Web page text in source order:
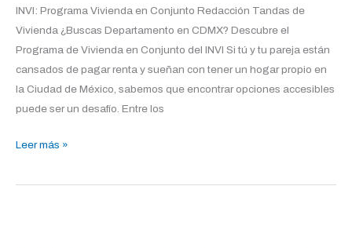
INVI: Programa Vivienda en Conjunto Redacción Tandas de
Vivienda ¿Buscas Departamento en CDMX? Descubre el
Programa de Vivienda en Conjunto del INVI Si tú y tu pareja están
cansados de pagar renta y sueñan con tener un hogar propio en
la Ciudad de México, sabemos que encontrar opciones accesibles
puede ser un desafío. Entre los
Leer más »